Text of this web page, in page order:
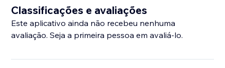
Classificações e avaliações
Este aplicativo ainda não recebeu nenhuma
avaliação. Seja a primeira pessoa em avaliá-lo.